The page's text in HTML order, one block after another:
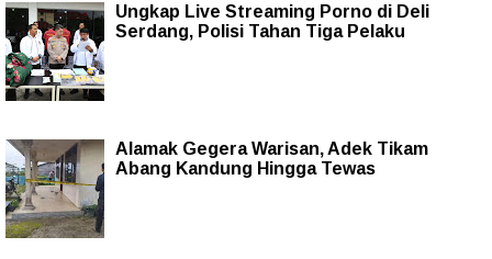
Ungkap Live Streaming Porno di Deli
Serdang, Polisi Tahan Tiga Pelaku
Alamak Gegera Warisan, Adek Tikam
Abang Kandung Hingga Tewas